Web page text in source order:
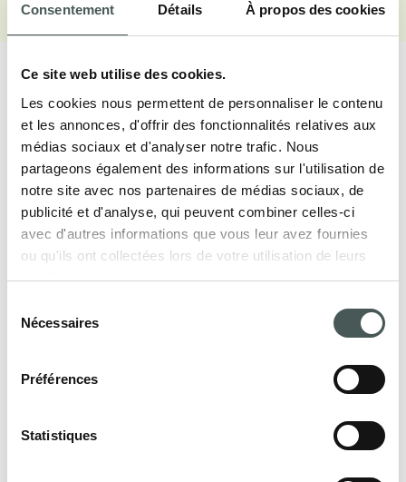
Consentement Détails À propos des cookies
Ce site web utilise des cookies.
Les cookies nous permettent de personnaliser le contenu
et les annonces, d'offrir des fonctionnalités relatives aux
médias sociaux et d'analyser notre trafic. Nous
partageons également des informations sur l'utilisation de
notre site avec nos partenaires de médias sociaux, de
publicité et d'analyse, qui peuvent combiner celles-ci
avec d'autres informations que vous leur avez fournies
ou qu'ils ont collectées lors de votre utilisation de leurs
services.
Nécessaires
Préférences
Statistiques
Nos produits
Découvrez nos revêtements de sol textiles
pour le secteur Contract et Résidentiel, et
meublez vos intérieurs avec style et